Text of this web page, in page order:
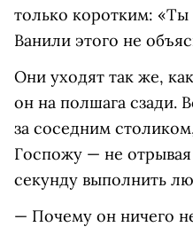
только коротким:
Ванили этого не
Они уходят так же,
он на полшага сзади.
за соседним
Госпожу — не
секунду выполнить
— Почему он ничего